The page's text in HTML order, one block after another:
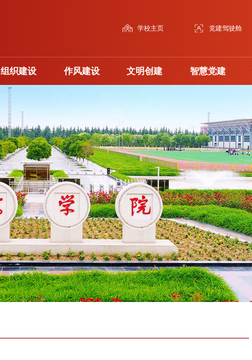
学校主页 党建驾驶舱
组织建设 作风建设 文明创建 智慧党建